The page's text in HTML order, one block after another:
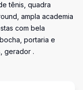
tênis, quadra
ampla academia
com bela
portaria e
gerador .